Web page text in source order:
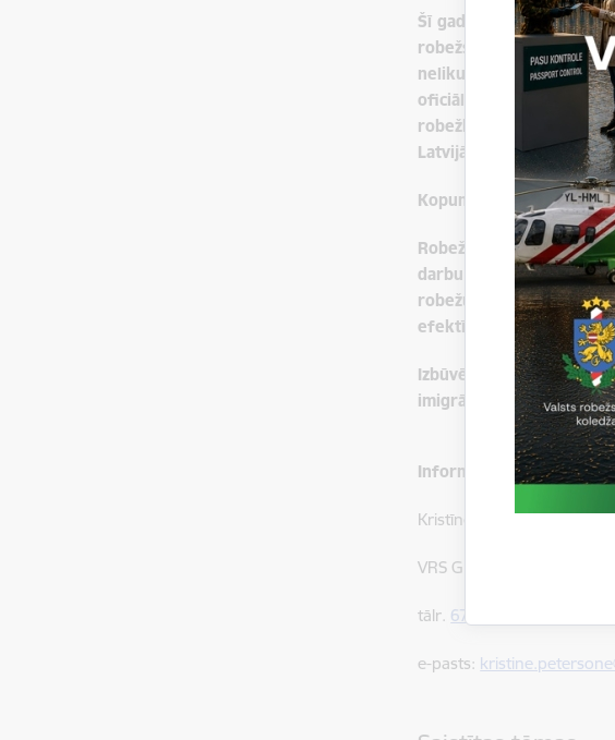
Šī gada 3. jūlija rītā
robežsargi konstatēja
nelikumīgi šķērsot
oficiālajām
robežkontroles punkta,
Latvijā.
Kopumā aizvadītajā
Robežsardze uzsver,
darbu. Uzstādītais žogs
robežu jebkurā vietā.
efektīvi veikt savus
Izbūvētais žogs ne tikai
imigrācijas plūsmu,
Informāciju sagatavoja:
Kristīne Pētersone
VRS GP Stratēģiskās
tālr. 67075739
e-pasts: